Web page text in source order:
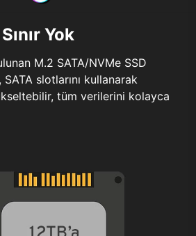
Yok
M.2 SATA/NVMe SSD
slotlarını kullanarak
tüm verilerini kolayca